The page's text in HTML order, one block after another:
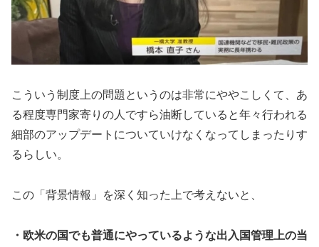
こういう制度上の問題というのは非常にややこしくて、あ
る程度専門家寄りの人ですら油断していると年々行われる
細部のアップデートについていけなくなってしまったりす
るらしい。
この「背景情報」を深く知った上で考えないと、
・欧米の国でも普通にやっているような出入国管理上の当